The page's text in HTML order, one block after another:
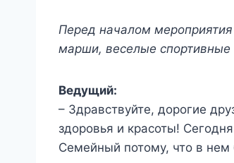
Перед началом
марши, веселые спортивные
Ведущий:
– Здравствуйте, дорогие
здоровья и красоты!
Семейный потому, что в нем